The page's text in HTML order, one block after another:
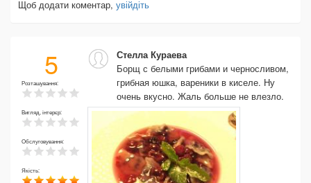
Щоб додати коментар, увійдіть
5
Розташування:
Вигляд, інтерєр:
Обслуговування:
Якість:
Стелла Кураева
Борщ с белыми грибами и черносливом,
грибная юшка, вареники в киселе. Ну
очень вкусно. Жаль больше не влезло.